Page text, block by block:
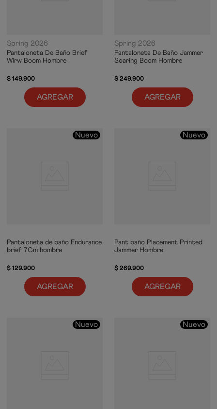
Spring 2026
Pantaloneta De Baño Brief
Wirw Boom Hombre
$149.900
AGREGAR
Spring 2026
Pantaloneta De Baño Jammer
Soaring Boom Hombre
$249.900
AGREGAR
Nuevo
Pantaloneta de baño Endurance
brief 7Cm hombre
$129.900
AGREGAR
Nuevo
Pant baño Placement Printed
Jammer Hombre
$269.900
AGREGAR
Nuevo Nuevo